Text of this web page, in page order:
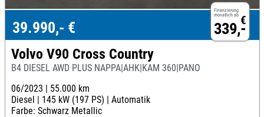
Finanzierung
monatlich ab €
339,-
39.990,- €
Volvo V90 Cross Country
B4 DIESEL AWD PLUS NAPPA|AHK|KAM 360|PANO
06/2023 | 55.000 km
Diesel | 145 kW (197 PS) | Automatik
Farbe: Schwarz Metallic